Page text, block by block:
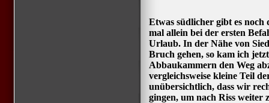
Etwas südlicher gibt es
mal allein bei der ersten
Urlaub. In der Nähe von
Bruch gehen, so kam ich
Abbaukammern den Weg
vergleichsweise kleine Teil
unübersichtlich, dass wir
gingen, um nach Riss weiter